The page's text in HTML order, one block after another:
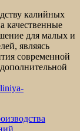
калийных
качественные
для малых и
являясь
современной
,